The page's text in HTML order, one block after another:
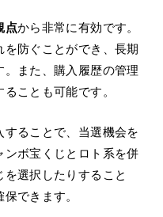
点から非常に有効です。
防ぐことができ、長期
また、購入履歴の管理
ことも可能です。
することで、当選機会を
ボ宝くじとロト系を併
選択したりすること
できます。